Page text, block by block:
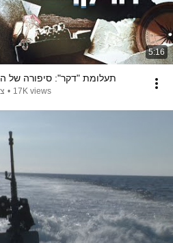
5:16
תעלומת "דקר": סיפורה של
• 17K views